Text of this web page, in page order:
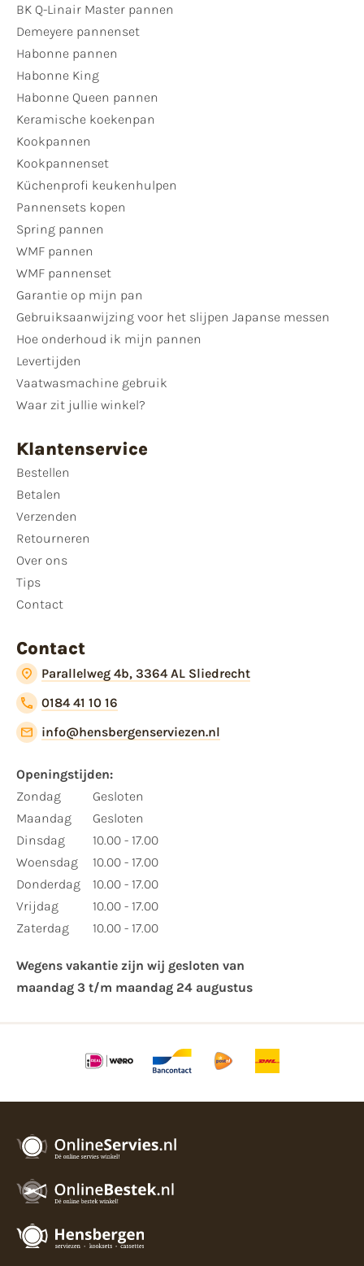
BK Q-Linair Master pannen
Demeyere pannenset
Habonne pannen
Habonne King
Habonne Queen pannen
Keramische koekenpan
Kookpannen
Kookpannenset
Küchenprofi keukenhulpen
Pannensets kopen
Spring pannen
WMF pannen
WMF pannenset
Garantie op mijn pan
Gebruiksaanwijzing voor het slijpen Japanse messen
Hoe onderhoud ik mijn pannen
Levertijden
Vaatwasmachine gebruik
Waar zit jullie winkel?
Klantenservice
Bestellen
Betalen
Verzenden
Retourneren
Over ons
Tips
Contact
Contact
Parallelweg 4b, 3364 AL Sliedrecht
0184 41 10 16
info@hensbergenserviezen.nl
Openingstijden:​
​Zondag
Maandag
Dinsdag
Woensdag
Donderdag
Vrijdag
Zaterdag
Gesloten
Gesloten
10.00 - 17.00
10.00 - 17.00
10.00 - 17.00
10.00 - 17.00
10.00 - 17.00
Wegens vakantie zijn wij gesloten van ​
maandag 3 t/m maandag 24 augustus